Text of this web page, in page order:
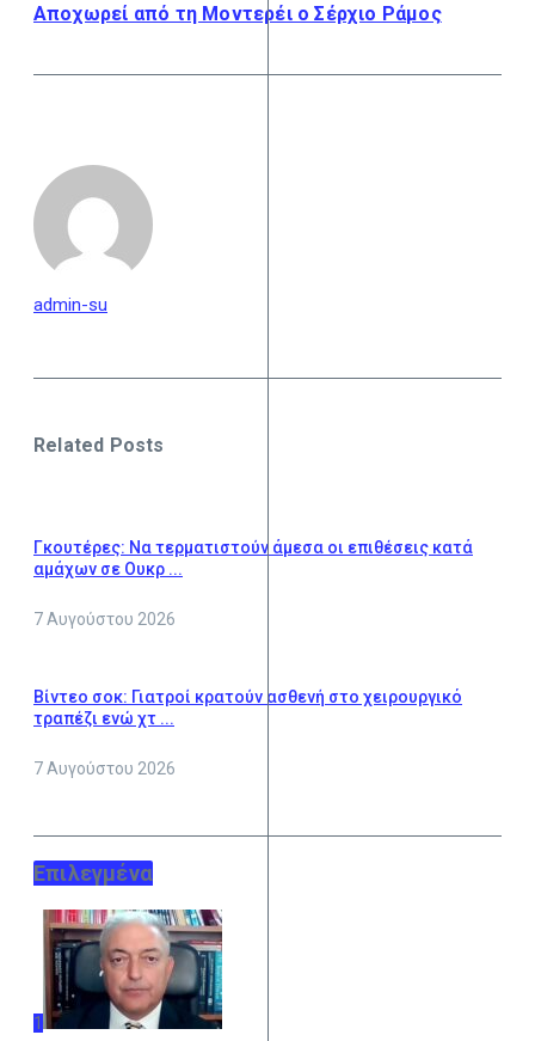
Αποχωρεί από τη Μοντερέι ο Σέρχιο Ράμος
admin-su
Related Posts
Γκουτέρες: Να τερματιστούν άμεσα οι επιθέσεις κατά
αμάχων σε Ουκρ ...
7 Αυγούστου 2026
Βίντεο σοκ: Γιατροί κρατούν ασθενή στο χειρουργικό
τραπέζι ενώ χτ ...
7 Αυγούστου 2026
Επιλεγμένα
1